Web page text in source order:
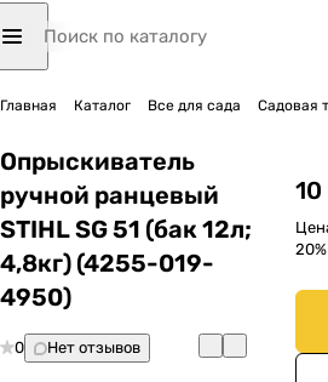
Главная Каталог Все для сада Садовая
Опрыскиватель
ручной ранцевый
STIHL SG 51 (бак 12л;
4,8кг) (4255-019-
4950)
0 Нет отзывов
20%